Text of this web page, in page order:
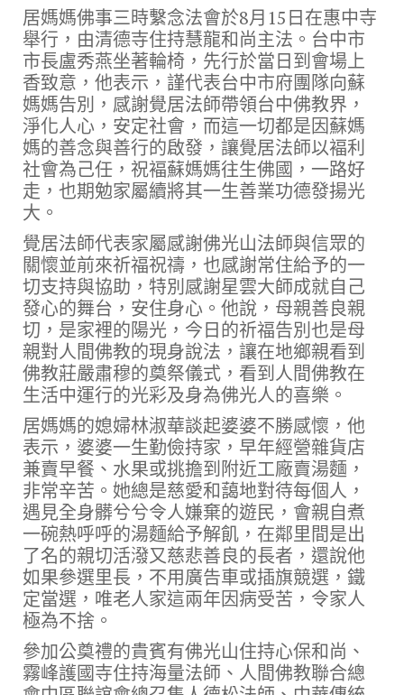
居媽媽佛事三時繫念法會於8月15日在惠中寺
舉行，由清德寺住持慧龍和尚主法。台中市
市長盧秀燕坐著輪椅，先行於當日到會場上
香致意，他表示，謹代表台中市府團隊向蘇
媽媽告別，感謝覺居法師帶領台中佛教界，
淨化人心，安定社會，而這一切都是因蘇媽
媽的善念與善行的啟發，讓覺居法師以褔利
社會為己任，祝褔蘇媽媽往生佛國，一路好
走，也期勉家屬續將其一生善業功德發揚光
大。
覺居法師代表家屬感謝佛光山法師與信眾的
關懷並前來祈福祝禱，也感謝常住給予的一
切支持與協助，特別感謝星雲大師成就自己
發心的舞台，安住身心。他說，母親善良親
切，是家裡的陽光，今日的祈福告別也是母
親對人間佛教的現身說法，讓在地鄉親看到
佛教莊嚴肅穆的奠祭儀式，看到人間佛教在
生活中運行的光彩及身為佛光人的喜樂。
居媽媽的媳婦林淑華談起婆婆不勝感懷，他
表示，婆婆一生勤儉持家，早年經營雜貨店
兼賣早餐、水果或挑擔到附近工廠賣湯麵，
非常辛苦。她總是慈愛和藹地對待每個人，
遇見全身髒兮兮令人嫌棄的遊民，會親自煮
一碗熱呼呼的湯麵給予解飢，在鄰里間是出
了名的親切活潑又慈悲善良的長者，還說他
如果參選里長，不用廣告車或插旗競選，鐵
定當選，唯老人家這兩年因病受苦，令家人
極為不捨。
參加公奠禮的貴賓有佛光山住持心保和尚、
霧峰護國寺住持海量法師、人間佛教聯合總